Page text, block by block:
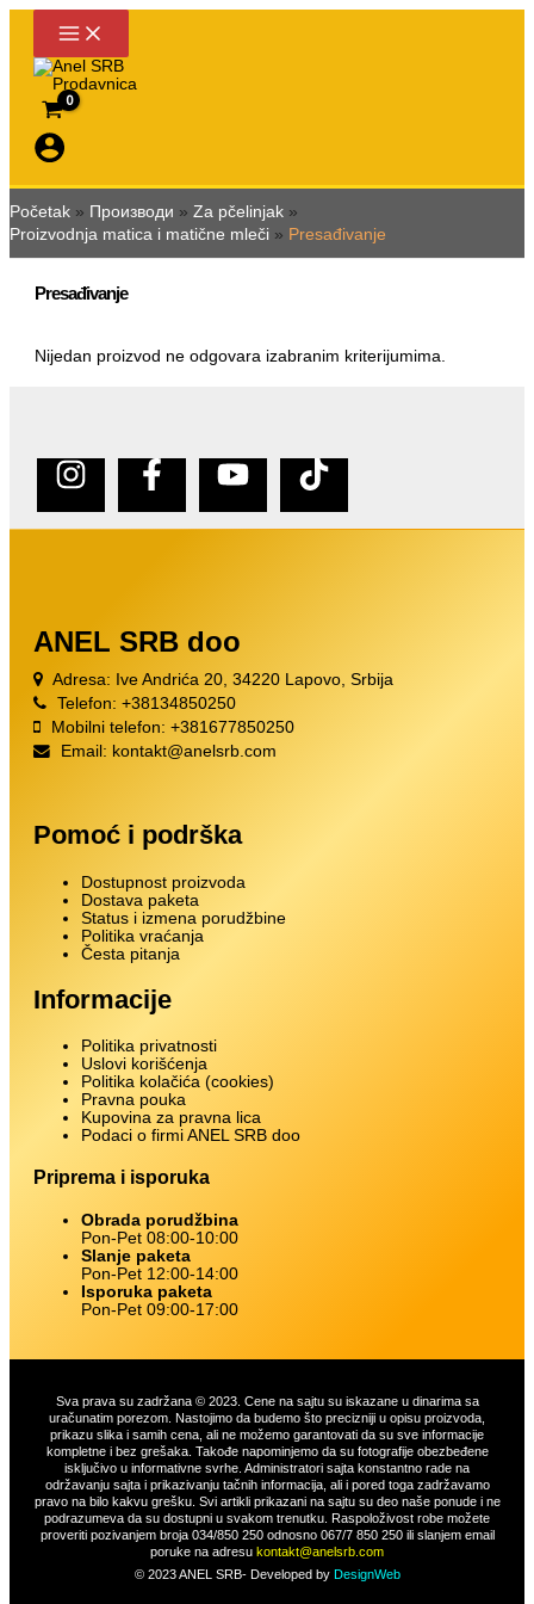
sadržaj
Početak Производи
Za pčelinjak
Proizvodnja matica i matične mleči
Presađivanje
Presađivanje
Nijedan proizvod ne odgovara izabranim kriterijumima.
ANEL SRB doo
Adresa: Ive Andrića 20, 34220 Lapovo, Srbija
Telefon: +38134850250
Mobilni telefon: +381677850250
Email: kontakt@anelsrb.com
Pomoć i podrška
Dostupnost proizvoda
Dostava paketa
Status i izmena porudžbine
Politika vraćanja
Česta pitanja
Informacije
Politika privatnosti
Uslovi korišćenja
Politika kolačića (cookies)
Pravna pouka
Kupovina za pravna lica
Podaci o firmi ANEL SRB doo
Priprema i isporuka
Obrada porudžbina
Pon-Pet 08:00-10:00
Slanje paketa
Pon-Pet 12:00-14:00
Isporuka paketa
Pon-Pet 09:00-17:00
Sva prava su zadržana © 2023. Cene na sajtu su iskazane u dinarima sa
uračunatim porezom. Nastojimo da budemo što precizniji u opisu proizvoda,
prikazu slika i samih cena, ali ne možemo garantovati da su sve informacije
kompletne i bez grešaka. Takođe napominjemo da su fotografije obezbeđene
isključivo u informativne svrhe. Administratori sajta konstantno rade na
održavanju sajta i prikazivanju tačnih informacija, ali i pored toga zadržavamo
pravo na bilo kakvu grešku. Svi artikli prikazani na sajtu su deo naše ponude i ne
podrazumeva da su dostupni u svakom trenutku. Raspoloživost robe možete
proveriti pozivanjem broja 034/850 250 odnosno 067/7 850 250 ili slanjem email
poruke na adresu kontakt@anelsrb.com
© 2023 ANEL SRB- Developed by DesignWeb